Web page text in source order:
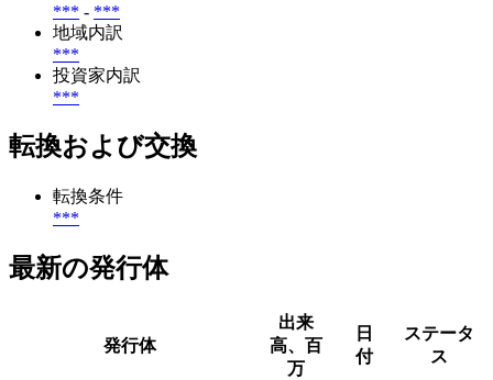
*** - ***
地域内訳
***
投資家内訳
***
転換および交換
転換条件
***
最新の発行体
発行体
出来
高、百
万
日
付
ステータ
ス